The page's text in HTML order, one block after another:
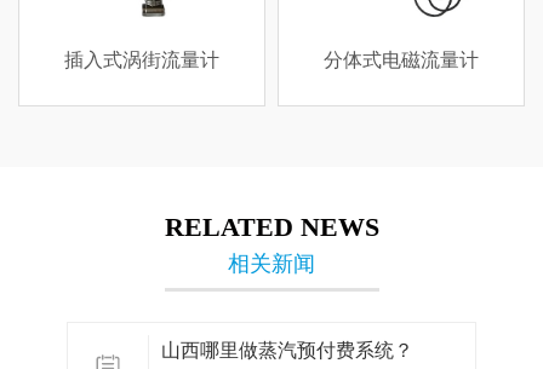
街流量计 分体式电磁流量计
RELATED NEWS
相关新闻
山西哪里做蒸汽预付费系统？